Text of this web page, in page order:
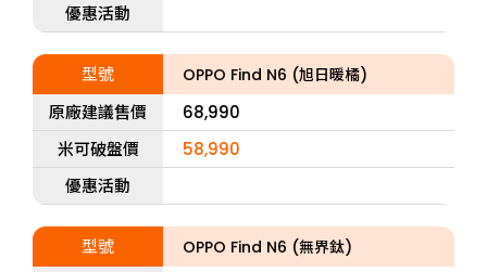
優惠活動
型號 OPPO Find N6 (旭日暖橘)
原廠建議售價
68,990
米可破盤價
58,990
優惠活動
型號 OPPO Find N6 (無界鈦)